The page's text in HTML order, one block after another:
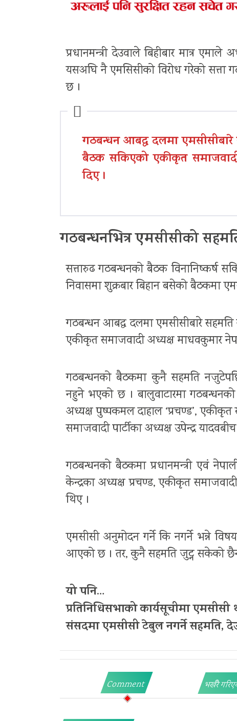
प्रधानमन्त्री देउवाले बिहीबार मात्र
यसअघि नै एमसिसीको विरोध गरेको सत्ता
छ ।
गठबन्धन आबद्ध दलमा
बैठक सकिएको एकीकृत
दिए ।
गठबन्धनभित्र एमसीसीको
सत्तारुढ गठबन्धनको बैठक विनानिष्कर्ष
निवासमा शुक्रबार बिहान बसेको बैठकमा
गठबन्धन आबद्ध दलमा एमसीसीबारे
एकीकृत समाजवादी अध्यक्ष माधवकुमार
गठबन्धनको बैठकमा कुनै सहमति
नहुने भएको छ । बालुवाटारमा
अध्यक्ष पुष्पकमल दाहाल ‘प्रचण्ड’,
समाजवादी पार्टीका अध्यक्ष उपेन्द्र
गठबन्धनको बैठकमा प्रधानमन्त्री एवं
केन्द्रका अध्यक्ष प्रचण्ड, एकीकृत
थिए ।
एमसीसी अनुमोदन गर्ने कि नगर्ने भन्ने
आएको छ । तर, कुनै सहमति जुट्न सकेको
यो पनि…
प्रतिनिधिसभाको कार्यसूचीमा एमसीसी
संसदमा एमसीसी टेबुल नगर्ने सहमति,
Comment भर्खरै